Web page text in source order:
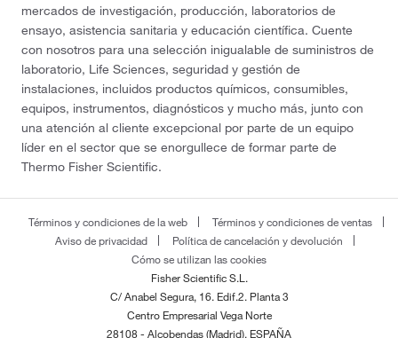
mercados de investigación, producción, laboratorios de
ensayo, asistencia sanitaria y educación científica. Cuente
con nosotros para una selección inigualable de suministros de
laboratorio, Life Sciences, seguridad y gestión de
instalaciones, incluidos productos químicos, consumibles,
equipos, instrumentos, diagnósticos y mucho más, junto con
una atención al cliente excepcional por parte de un equipo
líder en el sector que se enorgullece de formar parte de
Thermo Fisher Scientific.
Términos y condiciones de la web
Términos y condiciones de ventas
Aviso de privacidad
Política de cancelación y devolución
Cómo se utilizan las cookies
Fisher Scientific S.L.
C/ Anabel Segura, 16. Edif.2. Planta 3
Centro Empresarial Vega Norte
28108 - Alcobendas (Madrid), ESPAÑA